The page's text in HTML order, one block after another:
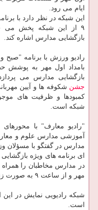
ایام می رود.
این شبكه در نظر دارد با
۹ از این شبكه پخش
بازگشایی مدارس اشاره كند.
بامداد اول مهر به پوشش
بازگشایی مدارس می
جشن شكوفه ها و آیین
كمبودها و ظرفیت های
شبكه است.
"رادیو معارف" با محورهای
آموزشی مدارس علوم و
مدارس در گفتگو با
ای برنامه های ویژه
در مدارس مخاطبان را همراه
مهر و از ساعت ۹ به صورت زنده از رادیو معارف پخش می شود.
شبكه رادیویی نمایش در این
است.